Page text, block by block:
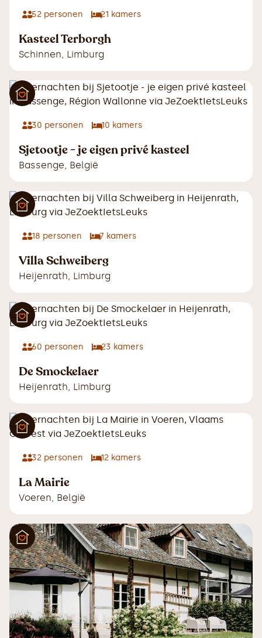
52 personen 21 kamers
Kasteel Terborgh
Schinnen, Limburg
30 personen 10 kamers
Sjetootje - je eigen privé kasteel
Bassenge, België
18 personen 7 kamers
Villa Schweiberg
Heijenrath, Limburg
60 personen 23 kamers
De Smockelaer
Heijenrath, Limburg
32 personen 12 kamers
La Mairie
Voeren, België